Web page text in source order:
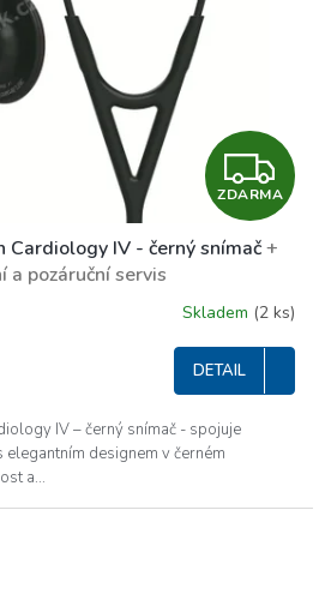
Z
D
R
ZDARMA
Cardiology IV - černý snímač+
a pozáruční servis
Skladem (2 ks)
DETAIL
IV – černý snímač - spojuje
elegantním designem v černém
a...